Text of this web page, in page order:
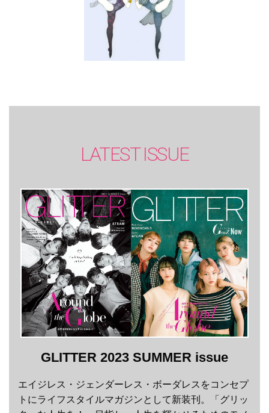
LATEST ISSUE
GLITTER 2023 SUMMER issue
エイジレス・ジェンダーレス・ボーダレスをコンセプ
トにライフスタイルマガジンとして新装刊。「グリッ